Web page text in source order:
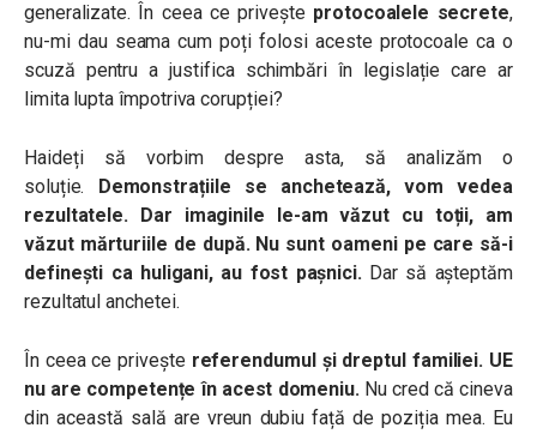
generalizate. În ceea ce privește protocoalele secrete,
nu-mi dau seama cum poți folosi aceste protocoale ca o
scuză pentru a justifica schimbări în legislație care ar
limita lupta împotriva corupției?
Haideți să vorbim despre asta, să analizăm o
soluție.
Demonstrațiile se anchetează, vom vedea
rezultatele. Dar imaginile le-am văzut cu toții, am
văzut mărturiile de după. Nu sunt oameni pe care să-i
definești ca huligani, au fost pașnici. Dar să așteptăm
rezultatul anchetei.
În ceea ce privește referendumul și dreptul familiei. UE
nu are competențe în acest domeniu. Nu cred că cineva
din această sală are vreun dubiu față de poziția mea. Eu